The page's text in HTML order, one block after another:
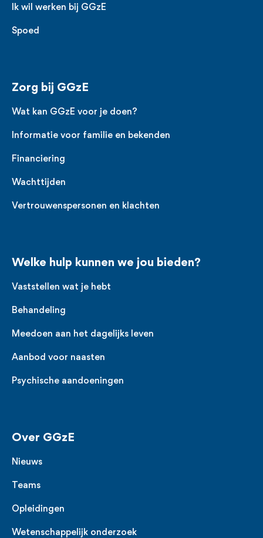
Ik wil werken bij GGzE
Spoed
Zorg bij GGzE
Wat kan GGzE voor je doen?
Informatie voor familie en bekenden
Financiering
Wachttijden
Vertrouwenspersonen en klachten
Welke hulp kunnen we jou bieden?
Vaststellen wat je hebt
Behandeling
Meedoen aan het dagelijks leven
Aanbod voor naasten
Psychische aandoeningen
Over GGzE
Nieuws
Teams
Opleidingen
Wetenschappelijk onderzoek